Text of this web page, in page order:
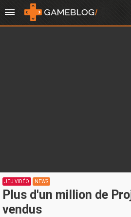
JEU VIDÉO NEWS
Plus d'un million de
vendus